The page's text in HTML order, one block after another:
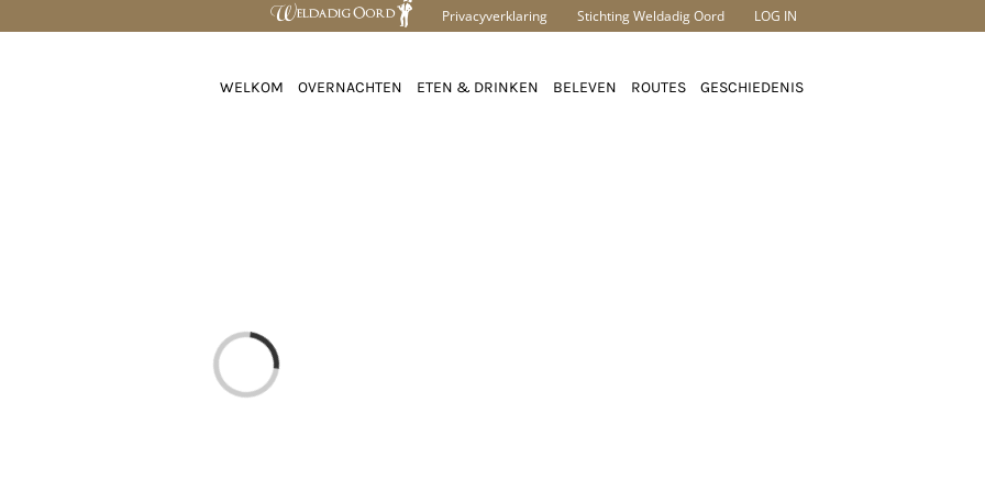
Privacyverklaring Stichting Weldadig Oord LOG IN
WELKOM OVERNACHTEN ETEN & DRINKEN BELEVEN ROUTES GESCHIEDENIS
Loading...